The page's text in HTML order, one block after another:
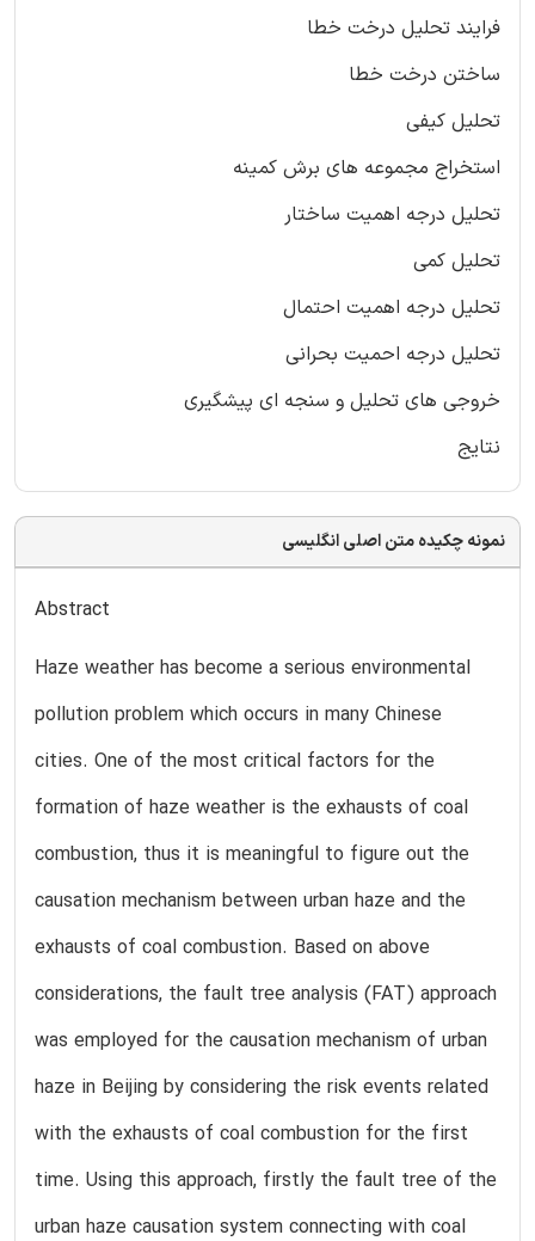
فرایند تحلیل درخت خطا
ساختن درخت خطا
تحلیل کیفی
استخراج مجموعه های برش کمینه
تحلیل درجه اهمیت ساختار
تحلیل کمی
تحلیل درجه اهمیت احتمال
تحلیل درجه احمیت بحرانی
خروجی های تحلیل و سنجه ای پیشگیری
نتایج
نمونه چکیده متن اصلی انگلیسی
Abstract
Haze weather has become a serious environmental
pollution problem which occurs in many Chinese
cities. One of the most critical factors for the
formation of haze weather is the exhausts of coal
combustion, thus it is meaningful to figure out the
causation mechanism between urban haze and the
exhausts of coal combustion. Based on above
considerations, the fault tree analysis (FAT) approach
was employed for the causation mechanism of urban
haze in Beijing by considering the risk events related
with the exhausts of coal combustion for the first
time. Using this approach, firstly the fault tree of the
urban haze causation system connecting with coal